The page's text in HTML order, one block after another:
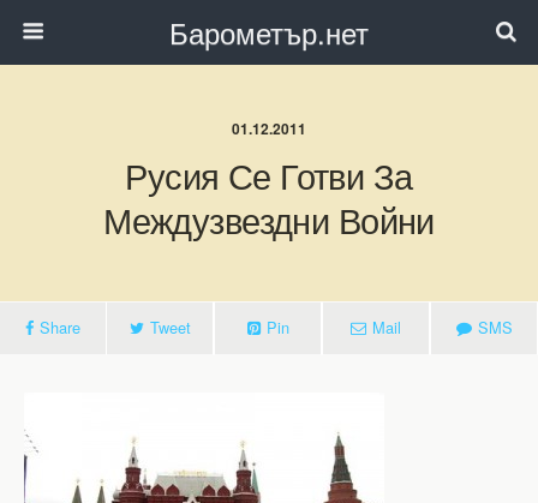
Барометър.нет
01.12.2011
Русия Се Готви За
Междузвездни Войни
Share Tweet Pin Mail SMS